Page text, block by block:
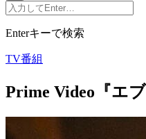
Enterキーで検索
TV番組
Prime Video『エ